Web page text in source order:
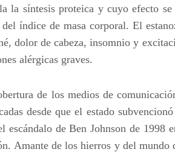
la síntesis proteica y cuyo efecto
índice de masa corporal. El
dolor de cabeza, insomnio y
alérgicas graves.
de los medios de
desde que el estado
escándalo de Ben Johnson de 1998
Amante de los hierros y del